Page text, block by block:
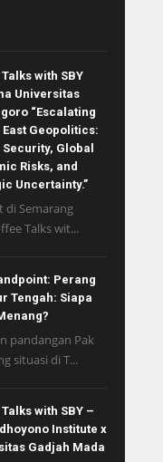
with SBY
Universitas
“Escalating
Geopolitics:
Security, Global
Risks, and
Uncertainty.”
di Semarang
Talks wit...
Perang
Tengah: Siapa
pandangan Pak
situasi di T...
with SBY –
Institute x
Gadjah Mada